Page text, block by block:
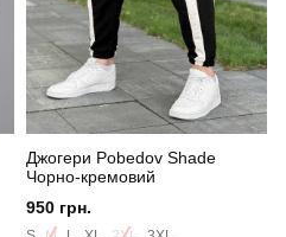
синій
софтшел
матеріал: 100% поліестер
Джогери Pobedov Shade
Чорно-кремовий
950 грн.